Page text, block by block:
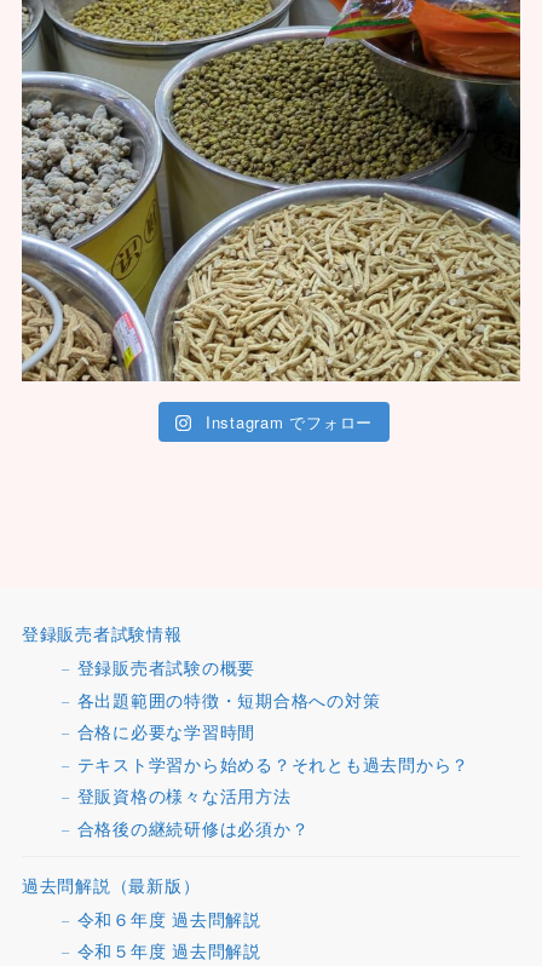
Instagram でフォロー
登録販売者試験情報
登録販売者試験の概要
各出題範囲の特徴・短期合格への対策
合格に必要な学習時間
テキスト学習から始める？それとも過去問から？
登販資格の様々な活用方法
合格後の継続研修は必須か？
過去問解説（最新版）
令和６年度 過去問解説
令和５年度 過去問解説